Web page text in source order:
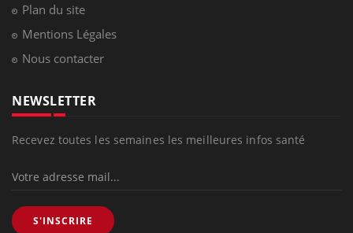
Plan du site
Mentions Légales
Nous contacter
NEWSLETTER
Recevez toutes les semaines les meilleures infos santé
S'INSCRIRE